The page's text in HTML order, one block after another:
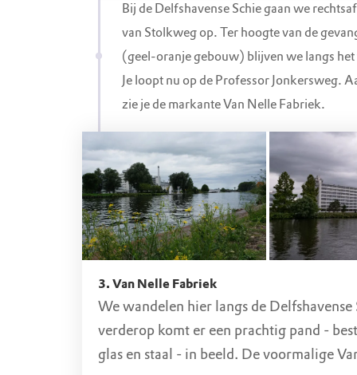
meter breed en bevindt zich tussen de
en de spoorlijn, de Mevlana moskee en de
Diergaardetunnel. Iedereen is van harte
van dit groen te genieten!
Zowel de Spoortuin als Essenburgpark
van de Groene Connectie, een groen lint
Delfshaven die verschillende groene
elkaar verbindt. Wij wandelen nu verder
buitengebied, maar het is zeker een
keer de wandelroute van 8 km van de
Connectiete ontdekken.
Het Essenburgpark is open van:
1 april tot 1 oktober van 08.00 tot
Bij de Delfshavense Schie gaan we
van Stolkweg op. Ter hoogte van de
(geel-oranje gebouw) blijven we langs
Je loopt nu op de Professor Jonkersweg.
zie je de markante Van Nelle Fabriek.
3. Van Nelle Fabriek
We wandelen hier langs de Delfshavense
verderop komt er een prachtig pand -
glas en staal - in beeld. De voormalige